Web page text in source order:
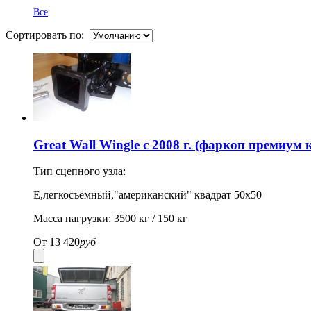
Все
Сортировать по:
Great Wall Wingle с 2008 г. (фаркоп премиум
Тип сцепного узла:
Е,легкосъёмный,"американский" квадрат 50х50
Масса нагрузки: 3500 кг / 150 кг
От 13 420руб